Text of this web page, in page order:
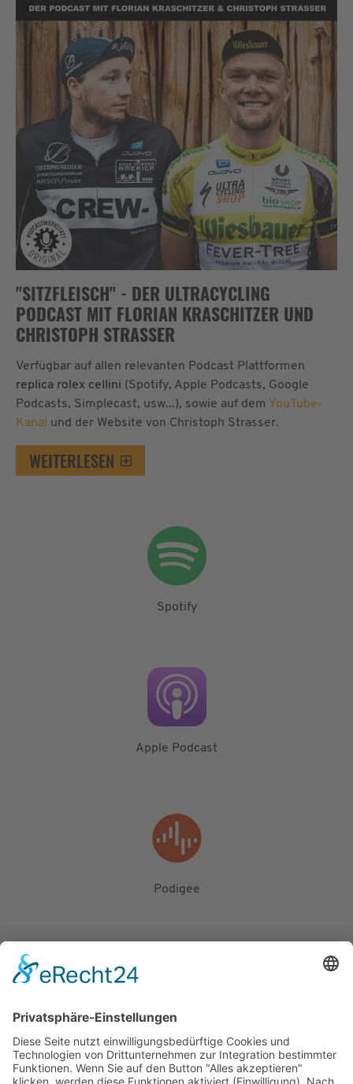
"SITZFLEISCH" - DER ULTRACYCLING
PODCAST MIT FLORIAN KRASCHITZER UND
CHRISTOPH STRASSER
Verfügbar auf allen relevanten Podcast Plattformen
replica rolex cellini (Spotify, Apple Podcasts, Google
Podcasts, Simplecast, usw...), sowie auf dem YouTube-
Kanal und der Website von Christoph Strasser.
WEITERLESEN
Spotify
Apple Podcast
Podigee